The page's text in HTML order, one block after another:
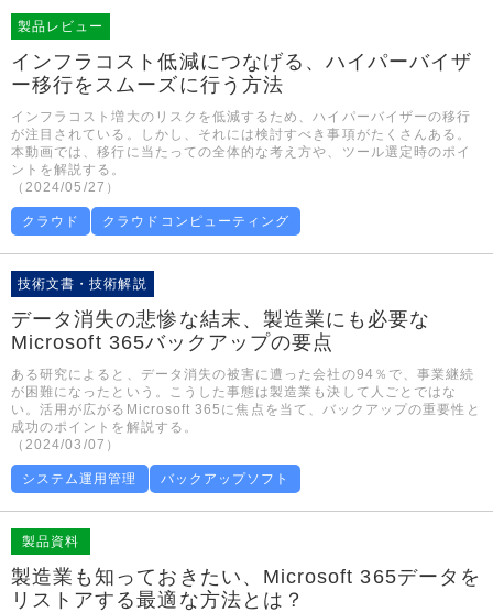
製品レビュー
インフラコスト低減につなげる、ハイパーバイザ
ー移行をスムーズに行う方法
インフラコスト増大のリスクを低減するため、ハイパーバイザーの移行
が注目されている。しかし、それには検討すべき事項がたくさんある。
本動画では、移行に当たっての全体的な考え方や、ツール選定時のポイ
ントを解説する。
（2024/05/27）
クラウド クラウドコンピューティング
技術文書・技術解説
データ消失の悲惨な結末、製造業にも必要な
Microsoft 365バックアップの要点
ある研究によると、データ消失の被害に遭った会社の94％で、事業継続
が困難になったという。こうした事態は製造業も決して人ごとではな
い。活用が広がるMicrosoft 365に焦点を当て、バックアップの重要性と
成功のポイントを解説する。
（2024/03/07）
システム運用管理 バックアップソフト
製品資料
製造業も知っておきたい、Microsoft 365データを
リストアする最適な方法とは？